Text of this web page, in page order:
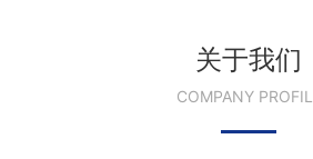
关于我们
COMPANY